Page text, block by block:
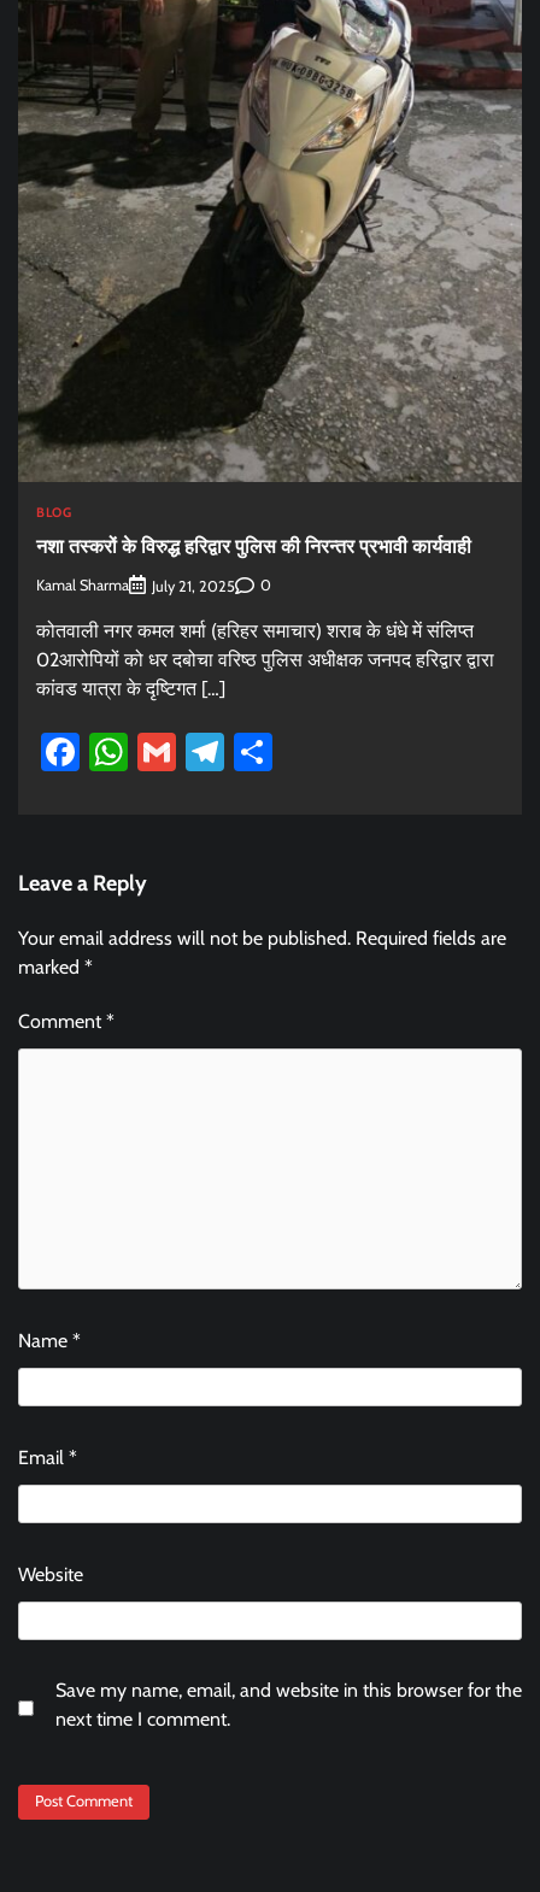
BLOG
नशा तस्करों के विरुद्ध हरिद्वार पुलिस की निरन्तर प्रभावी कार्यवाही
Kamal Sharma July 21, 2025 0
कोतवाली नगर कमल शर्मा (हरिहर समाचार) शराब के धंधे में संलिप्त
02आरोपियों को धर दबोचा वरिष्ठ पुलिस अधीक्षक जनपद हरिद्वार द्वारा
कांवड यात्रा के दृष्टिगत […]
Facebook
WhatsApp
GmailTelegram
Leave a Reply
Your email address will not be published. Required fields are
marked *
Comment*
Name *
Email *
Website
Save my name, email, and website in this browser for the
next time I comment.